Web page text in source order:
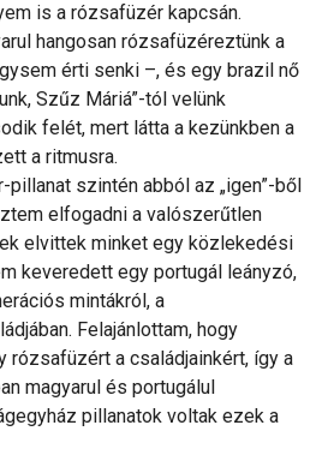
is a rózsafüzér kapcsán.
hangosan rózsafüzéreztünk a
érti senki –, és egy brazil nő
Szűz Máriá”-tól velünk
felét, mert látta a kezünkben a
a ritmusra.
szintén abból az „igen”-ből
elfogadni a valószerűtlen
elvittek minket egy közlekedési
keveredett egy portugál leányzó,
mintákról, a
Felajánlottam, hogy
rózsafüzért a családjainkért, így a
magyarul és portugálul
pillanatok voltak ezek a